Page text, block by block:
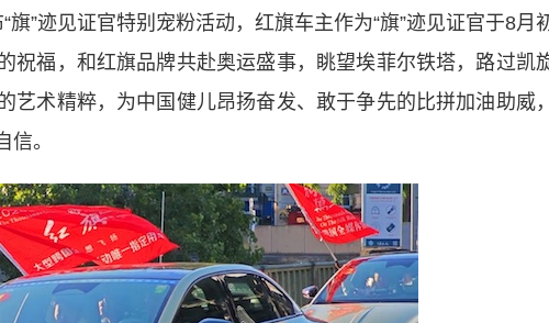
迹见证官特别宠粉活动，红旗车主作为“旗”迹见证官于8月
祝福，和红旗品牌共赴奥运盛事，眺望埃菲尔铁塔，路过凯
艺术精粹，为中国健儿昂扬奋发、敢于争先的比拼加油助威，
。